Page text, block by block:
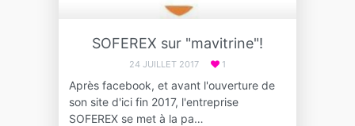
SOFEREX sur "mavitrine"!
24 JUILLET 2017 1
Après facebook, et avant l'ouverture de
son site d'ici fin 2017, l'entreprise
SOFEREX se met à la pa…